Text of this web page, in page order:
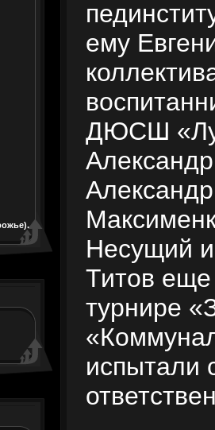
ему
ДЮСШ
Несущий
Титов еще
турнире
испытали